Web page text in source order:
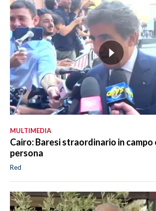
MULTIMEDIA
Cairo: Baresi straordinario in campo
persona
Red